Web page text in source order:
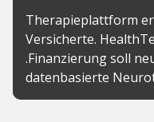
Therapieplattform
Versicherte.
.Finanzierung soll
datenbasierte